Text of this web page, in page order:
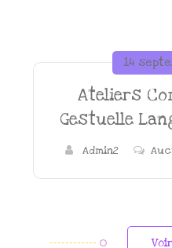
14
Ateliers
Gestuelle
Admin2